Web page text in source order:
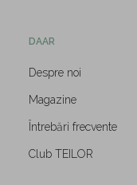
DAAR
Despre noi
Magazine
Întrebări frecvente
Club TEILOR